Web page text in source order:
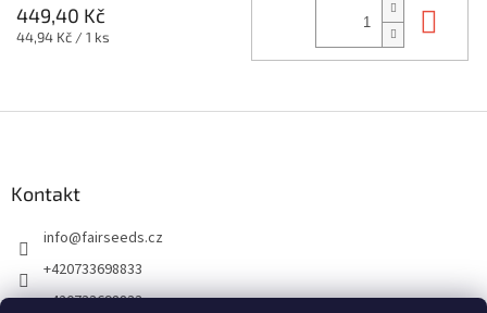
449,40 Kč
Měrná
44,94 Kč / 1 ks
Kontakt
info@fairseeds.cz
+420733698833
+420733698833